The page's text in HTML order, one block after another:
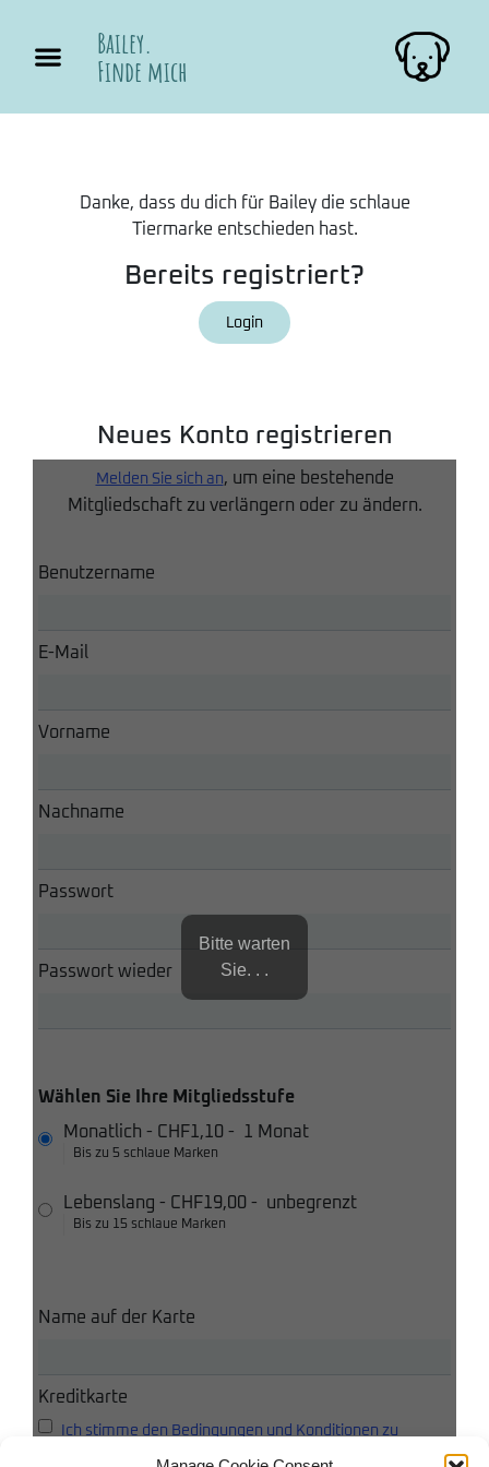
Bailey.
Finde mich
Danke, dass du dich für Bailey die schlaue
Tiermarke entschieden hast.
Bereits registriert?
Login
Neues Konto registrieren
Melden Sie sich an, um eine bestehende
Mitgliedschaft zu verlängern oder zu ändern.
Benutzername
E-Mail
Vorname
Nachname
Passwort
Passwort wieder
Wählen Sie Ihre Mitgliedsstufe
Monatlich - CHF1,10 - 1 Monat
Bis zu 5 schlaue Marken
Lebenslang - CHF19,00 - unbegrenzt
Bis zu 15 schlaue Marken
Name auf der Karte
Kreditkarte
Ich stimme den Bedingungen und Konditionen zu
Bitte warten
Sie. . .